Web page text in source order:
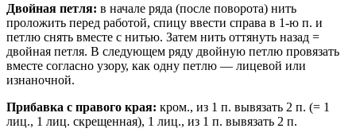
Двойная петля: в начале ряда (после поворота) нить
проложить перед работой, спицу ввести справа в 1-ю п. и
петлю снять вместе с нитью. Затем нить оттянуть назад =
двойная петля. В следующем ряду двойную петлю провязать
вместе согласно узору, как одну петлю — лицевой или
изнаночной.
Прибавка с правого края: кром., из 1 п. вывязать 2 п. (= 1
лиц., 1 лиц. скрещенная), 1 лиц., из 1 п. вывязать 2 п.